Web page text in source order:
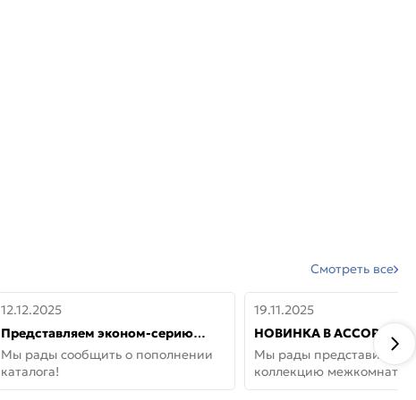
Смотреть все
12.12.2025
Представляем эконом-серию
дверей от бренда Portika, где цена
не значит «просто»
Мы рады сообщить о пополнении
каталога!
19.11.2025
НОВИНКА В
ДВЕРИ GLOSSMAT —
НЕОКЛАССИКА И УЮТ
Мы рады представить
коллекцию
GlossMat